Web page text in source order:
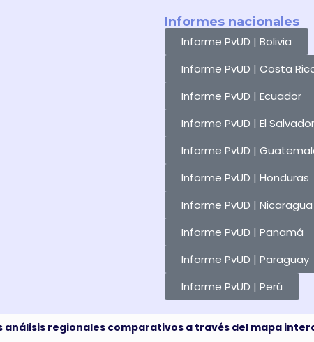
Informes nacionales
Informe PvUD | Bolivia
Informe PvUD | Costa
Informe PvUD | Ecuador
Informe PvUD | El Salvador
Informe PvUD |
Informe PvUD | Honduras
Informe PvUD | Nicaragua
Informe PvUD | Panamá
Informe PvUD | Paraguay
Informe PvUD | Perú
análisis regionales comparativos a través del mapa